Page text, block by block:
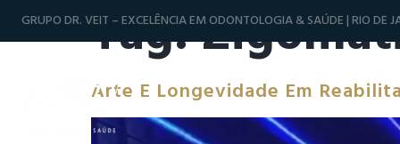
GRUPO DR. VEIT – EXCELÊNCIA EM ODONTOLOGIA & SAÚDE | RIO DE
Tag:
Arte E Longevidade Em